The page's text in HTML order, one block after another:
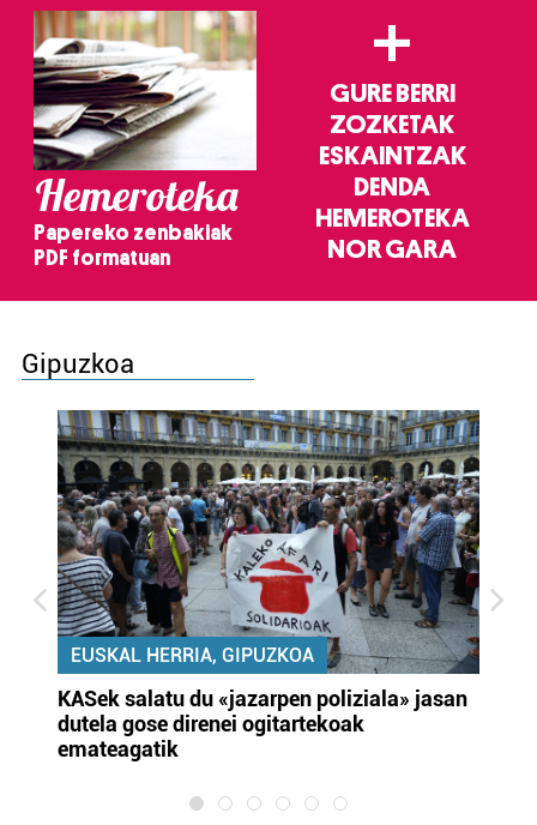
Hemeroteka
Papereko zenbakiak
PDF formatuan
+
GURE BERRI
ZOZKETAK
ESKAINTZAK
DENDA
HEMEROTEKA
NOR GARA
Gipuzkoa
EUSKAL HERRIA, GIPUZKOA
KASek salatu du «jazarpen poliziala» jasan
dutela gose direnei ogitartekoak
emateagatik